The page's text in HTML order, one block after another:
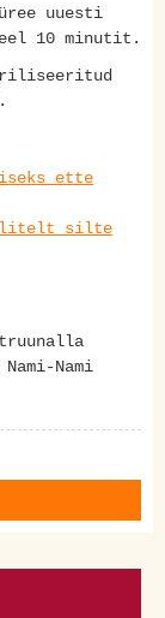
uuesti
10 minutit.
ette
silte
Nami